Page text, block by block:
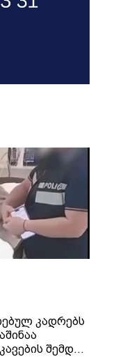
კადრებს
შემდეგ